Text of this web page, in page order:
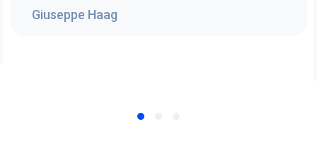
müssen wir noch nicht so sehr in die Trickkiste
greifen, um Ihre Tür in wenigen Sekunden
wir spezielle Materialien, um für eine
Giuseppe Haag